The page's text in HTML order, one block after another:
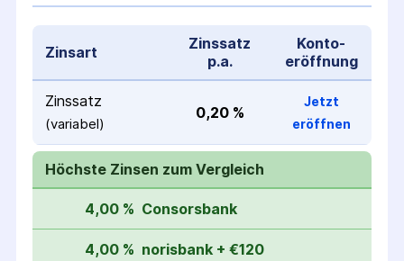
Zinsart
Zinssatz
p.a.
Konto­
eröffnung
Zinssatz
(variabel)
0,20 %
Jetzt
eröffnen
Höchste Zinsen zum Vergleich
4,00 % Consorsbank
4,00 % norisbank + €120